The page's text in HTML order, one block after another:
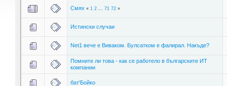
Смях « 1 2... 71 72»
Истински случаи
Net1 вече е Виваком. Булсатком е фалирал. Накъде?
Помните ли това - как се работело в българските ИТ
компании
бат'Бойко